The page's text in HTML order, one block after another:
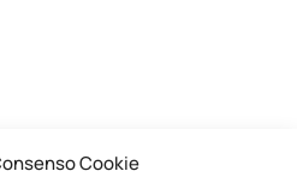
Cookie